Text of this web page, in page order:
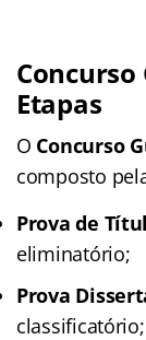
Concurso
Etapas
O Concurso
composto
Prova de
eliminatório;
Prova
classificatório;